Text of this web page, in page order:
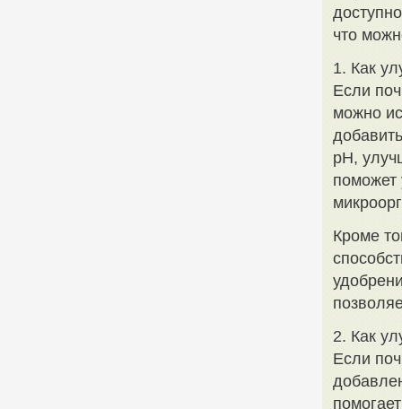
что
1. Как
Если
можно
pH,
поможет
Кроме
2. Как
Если